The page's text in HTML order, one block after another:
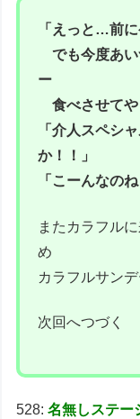
「えっと…前
でも今度あい
ー
食べさせてや
「介人スペシ
か！！」
「こーんなのね
またカラフル
め
カラフルサン
次回へつづく
528:名無しステー